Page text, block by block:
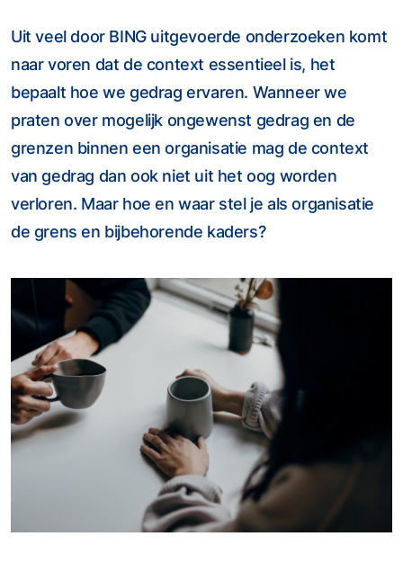
Uit veel door BING uitgevoerde onderzoeken komt
naar voren dat de context essentieel is, het
bepaalt hoe we gedrag ervaren. Wanneer we
praten over mogelijk ongewenst gedrag en de
grenzen binnen een organisatie mag de context
van gedrag dan ook niet uit het oog worden
verloren. Maar hoe en waar stel je als organisatie
de grens en bijbehorende kaders?